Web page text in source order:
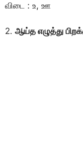
விடை : உ, ஊ
2. ஆய்த எழுத்து